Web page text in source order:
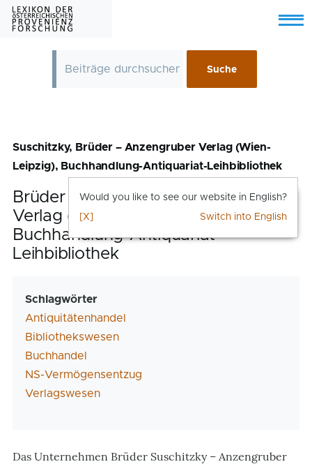
Skip to main content
Menu
Suschitzky, Brüder – Anzengruber Verlag (Wien-
Leipzig), Buchhandlung-Antiquariat-Leihbibliothek
Brüder Suschitzky– Anzengruber
Verlag (Wien-Leipzig),
Buchhandlung-Antiquariat-
Leihbibliothek
Schlagwörter
Antiquitätenhandel
Bibliothekswesen
Buchhandel
NS-Vermögensentzug
Verlagswesen
Das Unternehmen Brüder Suschitzky – Anzengruber
Would you like to see our website in English?
Switch into English
[X]